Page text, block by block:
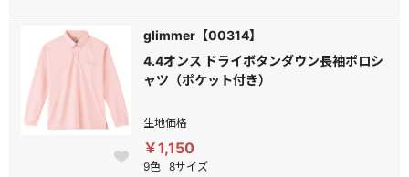
glimmer【00314】
4.4オンス ドライボタンダウン長袖ポロシ
ャツ（ポケット付き）
生地価格
￥1,150
9色 8サイズ